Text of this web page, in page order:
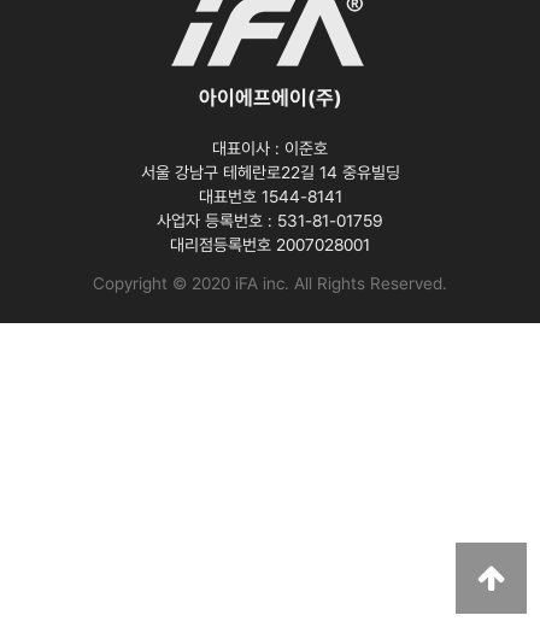
아이에프에이(주)
대표이사 : 이준호
서울 강남구 테헤란로22길 14 중유빌딩
대표번호 1544-8141
사업자 등록번호 : 531-81-01759
대리점등록번호 2007028001
Copyright © 2020 iFA inc. All Rights Reserved.